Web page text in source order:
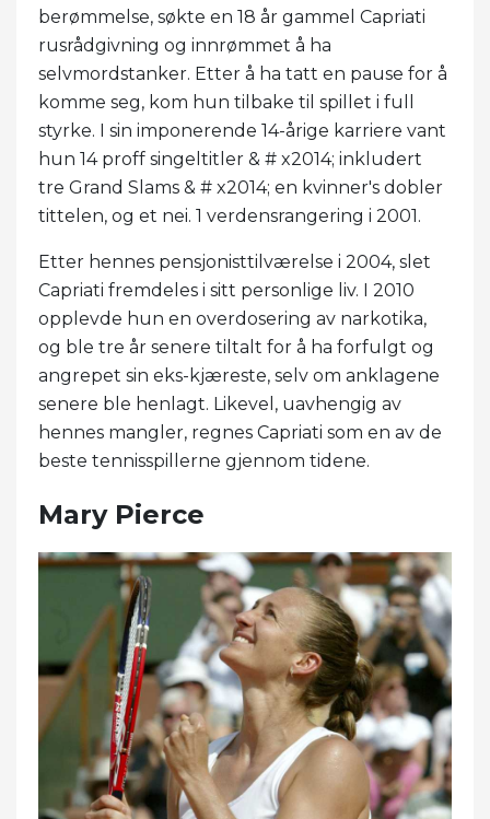
berømmelse, søkte en 18 år gammel Capriati
rusrådgivning og innrømmet å ha
selvmordstanker. Etter å ha tatt en pause for å
komme seg, kom hun tilbake til spillet i full
styrke. I sin imponerende 14-årige karriere vant
hun 14 proff singeltitler & # x2014; inkludert
tre Grand Slams & # x2014; en kvinner's dobler
tittelen, og et nei. 1 verdensrangering i 2001.
Etter hennes pensjonisttilværelse i 2004, slet
Capriati fremdeles i sitt personlige liv. I 2010
opplevde hun en overdosering av narkotika,
og ble tre år senere tiltalt for å ha forfulgt og
angrepet sin eks-kjæreste, selv om anklagene
senere ble henlagt. Likevel, uavhengig av
hennes mangler, regnes Capriati som en av de
beste tennisspillerne gjennom tidene.
Mary Pierce